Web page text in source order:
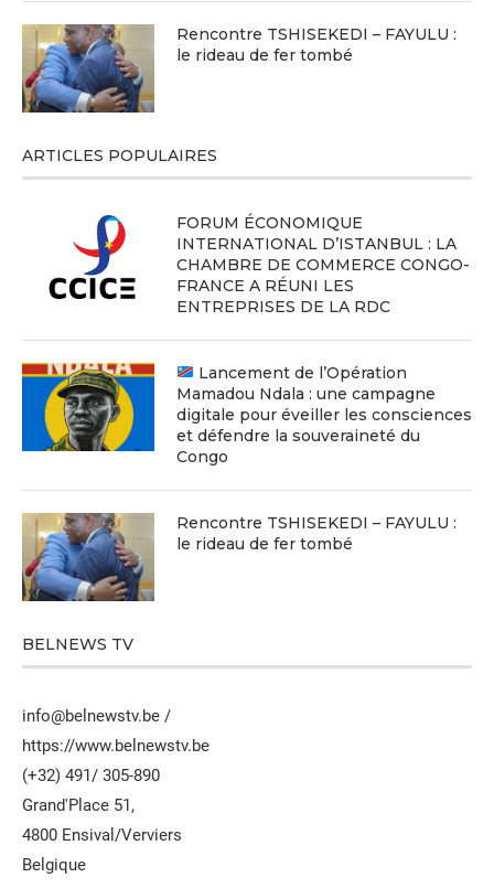
Rencontre TSHISEKEDI – FAYULU :
le rideau de fer tombé
ARTICLES POPULAIRES
FORUM ÉCONOMIQUE
INTERNATIONAL D’ISTANBUL : LA
CHAMBRE DE COMMERCE CONGO-
FRANCE A RÉUNI LES
ENTREPRISES DE LA RDC
Lancement de l’Opération
Mamadou Ndala : une campagne
digitale pour éveiller les consciences
et défendre la souveraineté du
Congo
Rencontre TSHISEKEDI – FAYULU :
le rideau de fer tombé
BELNEWS TV
info@belnewstv.be /
https://www.belnewstv.be
(+32) 491/ 305-890
Grand'Place 51,
4800 Ensival/Verviers
Belgique